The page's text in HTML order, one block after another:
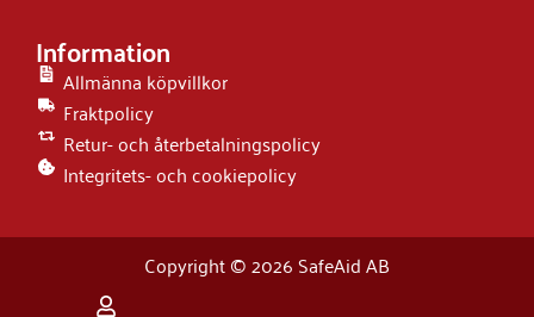
Information
Allmänna köpvillkor
Fraktpolicy
Retur- och återbetalningspolicy
Integritets- och cookiepolicy
Copyright © 2026 SafeAid AB